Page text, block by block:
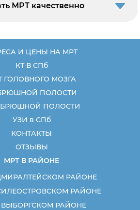
МРТ качественно
И ЦЕНЫ НА МРТ
КТ В СПб
ГОЛОВНОГО МОЗГА
ПОЛОСТИ
БРЮШНОЙ ПОЛОСТИ
УЗИ в СПб
КОНТАКТЫ
ОТЗЫВЫ
МРТ В РАЙОНЕ
РАЙОНЕ
РАЙОНЕ
ВЫБОРГСКОМ РАЙОНЕ